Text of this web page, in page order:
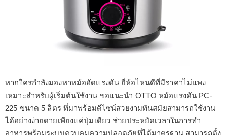
หากใครกำลังมองหาหม้ออัดแรงดัน ยี่ห้อไหนดีที่มีราคาไม่แพง
เหมาะสำหรับผู้เริ่มต้นใช้งาน ขอแนะนำ OTTO หม้อแรงดัน PC-
225 ขนาด 5 ลิตร ที่มาพร้อมดีไซน์สวยงามทันสมัยสามารถใช้งาน
ได้อย่างง่ายดายเพียงแค่ปุ่มเดียว ช่วยประหยัดเวลาในการทำ
อาหารพร้อมระบบควบคุมความปลอดภัยที่ได้มาตรฐาน สามารถตั้ง